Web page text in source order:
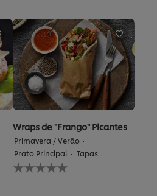
este
recipe
Wraps de "Frango" Picantes
Primavera / Verão
Prato Principal
Tapas
Nenhuma
avaliação